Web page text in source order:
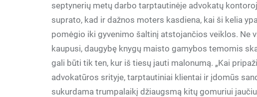
septynerių metų darbo tarptautinėje advokatų
suprato, kad ir dažnos moters kasdiena, kai ši kelia
pomėgio iki gyvenimo šaltinį atstojančios veiklos. Ne
kaupusi, daugybę knygų maisto gamybos temomis
gali būti tik ten, kur iš tiesų jauti malonumą. „Kai
advokatūros srityje, tarptautiniai klientai ir įdomūs
sukurdama trumpalaikį džiaugsmą kitų gomuriui